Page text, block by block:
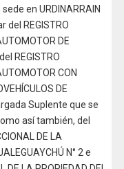
en URDINARRAIN
del REGISTRO
DE
REGISTRO
CON
DE
Suplente que se
así también, del
DE LA
N° 2 e